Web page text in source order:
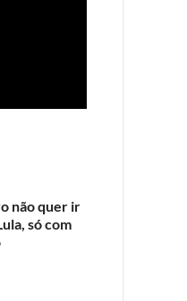
não quer ir
só com